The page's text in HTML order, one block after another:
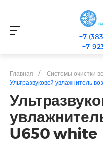
+7
+7-
Главная / Системы очистки
Ультразвуковой увлажнитель
U650 white